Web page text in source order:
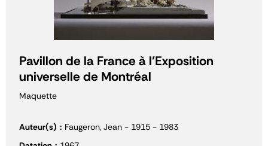
Pavillon de la France à l'Exposition
universelle de Montréal
Maquette
Auteur(s)
Faugeron, Jean - 1915 - 1983